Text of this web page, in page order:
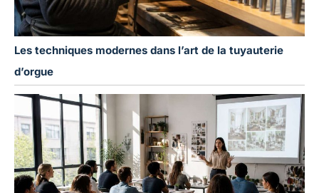
Les techniques modernes dans l’art de la tuyauterie
d’orgue